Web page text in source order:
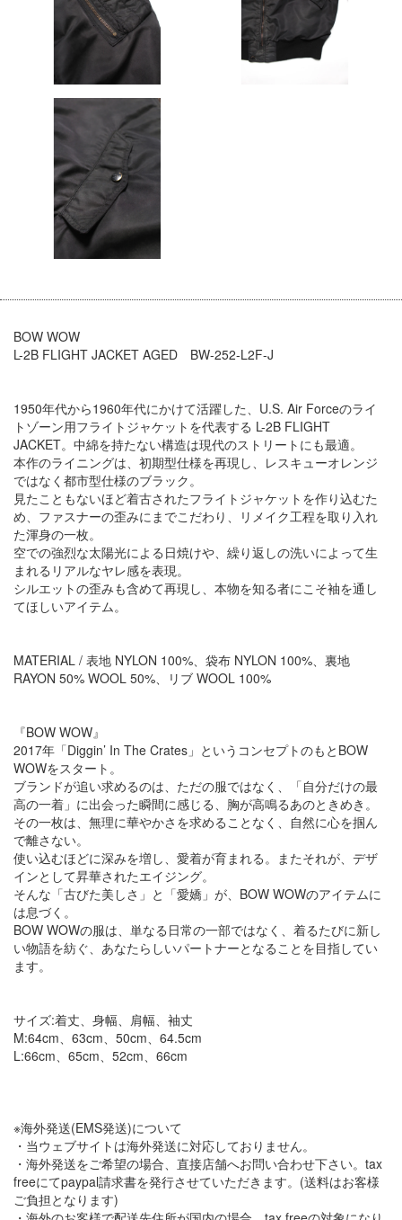
BOW WOW
L-2B FLIGHT JACKET AGED BW-252-L2F-J
1950年代から1960年代にかけて活躍した、U.S. Air Forceのライ
トゾーン用フライトジャケットを代表する L-2B FLIGHT
JACKET。中綿を持たない構造は現代のストリートにも最適。
本作のライニングは、初期型仕様を再現し、レスキューオレンジ
ではなく都市型仕様のブラック。
見たこともないほど着古されたフライトジャケットを作り込むた
め、ファスナーの歪みにまでこだわり、リメイク工程を取り入れ
た渾身の一枚。
空での強烈な太陽光による日焼けや、繰り返しの洗いによって生
まれるリアルなヤレ感を表現。
シルエットの歪みも含めて再現し、本物を知る者にこそ袖を通し
てほしいアイテム。
MATERIAL / 表地 NYLON 100%、袋布 NYLON 100%、裏地
RAYON 50% WOOL 50%、リブ WOOL 100%
『BOW WOW』
2017年「Diggin’ In The Crates」というコンセプトのもとBOW
WOWをスタート。
ブランドが追い求めるのは、ただの服ではなく、「自分だけの最
高の一着」に出会った瞬間に感じる、胸が高鳴るあのときめき。
その一枚は、無理に華やかさを求めることなく、自然に心を掴ん
で離さない。
使い込むほどに深みを増し、愛着が育まれる。またそれが、デザ
インとして昇華されたエイジング。
そんな「古びた美しさ」と「愛嬌」が、BOW WOWのアイテムに
は息づく。
BOW WOWの服は、単なる日常の一部ではなく、着るたびに新し
い物語を紡ぐ、あなたらしいパートナーとなることを目指してい
ます。
サイズ:着丈、身幅、肩幅、袖丈
M:64cm、63cm、50cm、64.5cm
L:66cm、65cm、52cm、66cm
※海外発送(EMS発送)について
・当ウェブサイトは海外発送に対応しておりません。
・海外発送をご希望の場合、直接店舗へお問い合わせ下さい。tax
freeにてpaypal請求書を発行させていただきます。(送料はお客様
ご負担となります)